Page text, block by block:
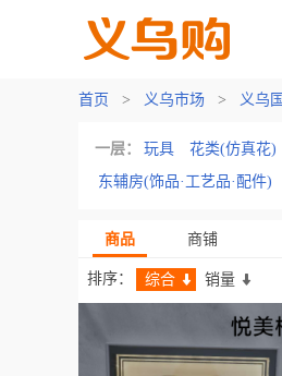
首页 > 义乌市场 > 义乌
一层： 玩具 花类(仿真花)
东辅房(饰品·工艺品·配件)
商品 商铺
排序： 综合 销量